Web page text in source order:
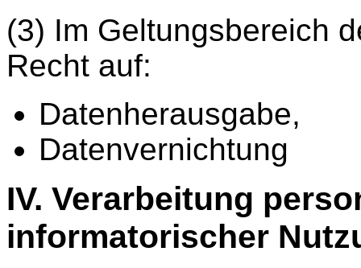
(3) Im Geltungsbereich
Recht auf:
Datenherausgabe,
Datenvernichtung
IV. Verarbeitung
informatorischer